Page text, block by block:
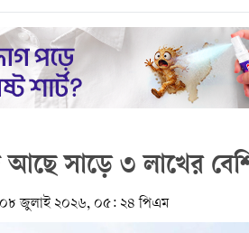
আছে সাড়ে ৩ লাখের
০৮ জুলাই ২০২৬, ০৫: ২৪ পিএম